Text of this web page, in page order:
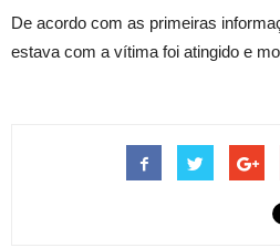
De acordo com as primeiras
estava com a vítima foi atingido e